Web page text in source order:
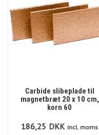
Carbide slibeplade til
magnetbræt 20 x 10 cm,
korn 60
186,25 DKK incl. moms